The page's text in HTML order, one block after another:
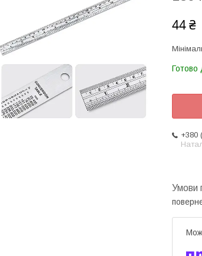
44 ₴
Готово
+380